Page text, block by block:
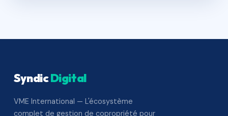
SyndicDigital
VME International — L'écosystème
complet de gestion de copropriété pour